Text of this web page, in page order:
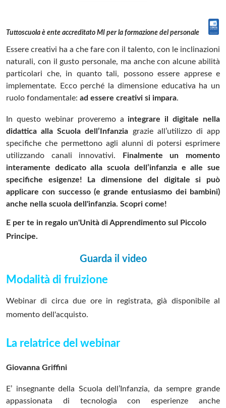
Tuttoscuola è ente accreditato MI per la formazione del personale
Essere creativi ha a che fare con il talento, con le inclinazioni
naturali, con il gusto personale, ma anche con alcune abilità
particolari che, in quanto tali, possono essere apprese e
implementate. Ecco perché la dimensione educativa ha un
ruolo fondamentale: ad essere creativi si impara.
In questo webinar proveremo a integrare il digitale nella
didattica alla Scuola dell’Infanzia grazie all’utilizzo di app
specifiche che permettono agli alunni di potersi esprimere
utilizzando canali innovativi.
Finalmente un momento
interamente dedicato alla scuola dell’infanzia e alle sue
specifiche esigenze!
La dimensione del digitale si può
applicare con successo (e grande entusiasmo dei bambini)
anche nella scuola dell'infanzia. Scopri come!
E per te in regalo un'Unità di Apprendimento sul Piccolo
Principe.
Guarda il video
Modalità di fruizione
Webinar di circa due ore in registrata, già disponibile al
momento dell'acquisto.
La relatrice del webinar
Giovanna Griffini
E’ insegnante della Scuola dell’Infanzia, da sempre grande
appassionata di tecnologia con esperienze anche